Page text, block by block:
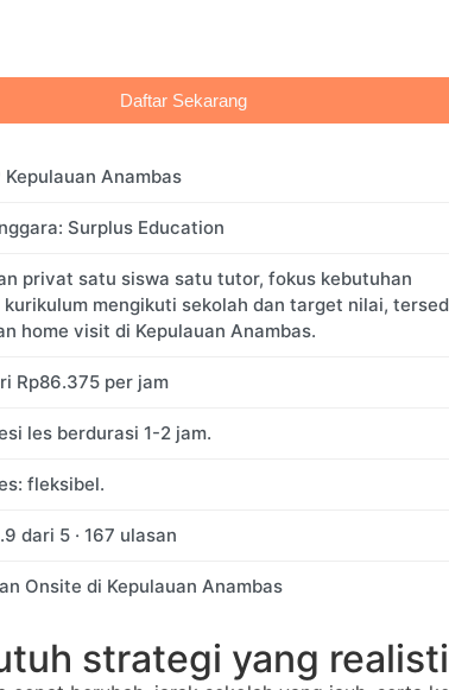
Daftar Sekarang
Kepulauan Anambas
Surplus Education
privat satu siswa satu tutor, fokus kebutuhan
kurikulum mengikuti sekolah dan target nilai,
home visit di Kepulauan Anambas.
Rp86.375 per jam
les berdurasi 1-2 jam.
fleksibel.
dari 5 · 167 ulasan
Onsite di Kepulauan Anambas
strategi yang